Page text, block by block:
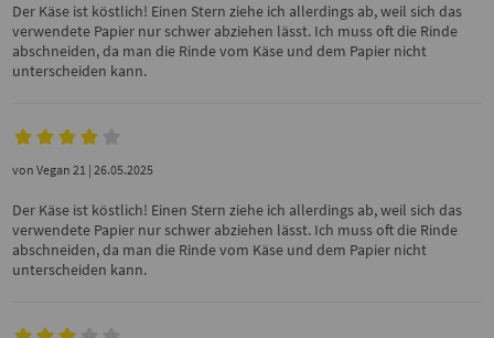
Der Käse ist köstlich! Einen Stern ziehe ich allerdings ab, weil sich das
verwendete Papier nur schwer abziehen lässt. Ich muss oft die Rinde
abschneiden, da man die Rinde vom Käse und dem Papier nicht
unterscheiden kann.
vonVegan 21 | 26.05.2025
Der Käse ist köstlich! Einen Stern ziehe ich allerdings ab, weil sich das
verwendete Papier nur schwer abziehen lässt. Ich muss oft die Rinde
abschneiden, da man die Rinde vom Käse und dem Papier nicht
unterscheiden kann.